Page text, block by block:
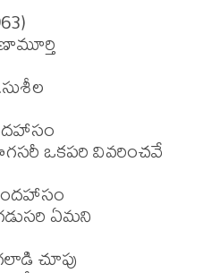
ఒకపరి వివరించవే
ఏమని
చూపు